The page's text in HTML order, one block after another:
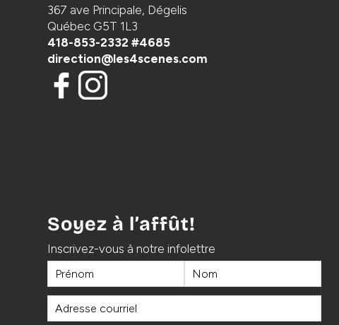
367 ave Principale, Dégelis
Québec G5T 1L3
418-853-2332 #4685
direction@les4scenes.com
Soyez à l’affût!
Inscrivez-vous à notre infolettre